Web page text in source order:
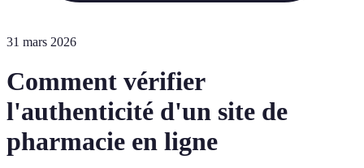
31 mars 2026
Comment vérifier
l'authenticité d'un site de
pharmacie en ligne